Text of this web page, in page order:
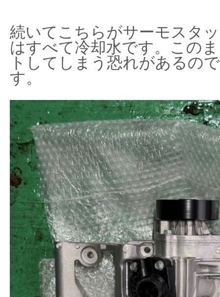
続いてこちらがサーモスタ
はすべて冷却水です。この
トしてしまう恐れがあるの
す。